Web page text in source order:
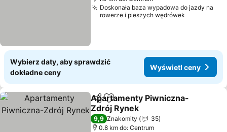
Doskonała baza wypadowa do jazdy na
rowerze i pieszych wędrówek
Wybierz daty, aby sprawdzić
dokładne ceny
Wyświetl ceny
Udostępnij
Dodaj do ulubionych
Apartamenty Piwniczna-
Zdrój Rynek
9,9 Znakomity
35
0.8 km do: Centrum